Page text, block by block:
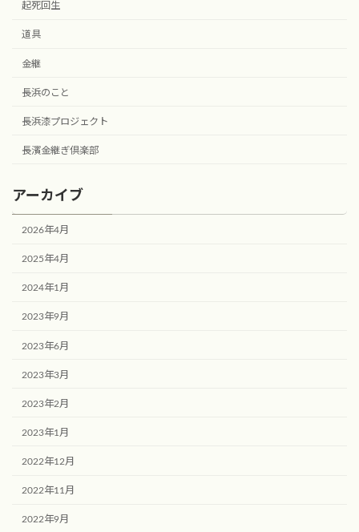
起死回生
道具
金継
長浜のこと
長浜漆プロジェクト
長濱金継ぎ倶楽部
アーカイブ
2026年4月
2025年4月
2024年1月
2023年9月
2023年6月
2023年3月
2023年2月
2023年1月
2022年12月
2022年11月
2022年9月